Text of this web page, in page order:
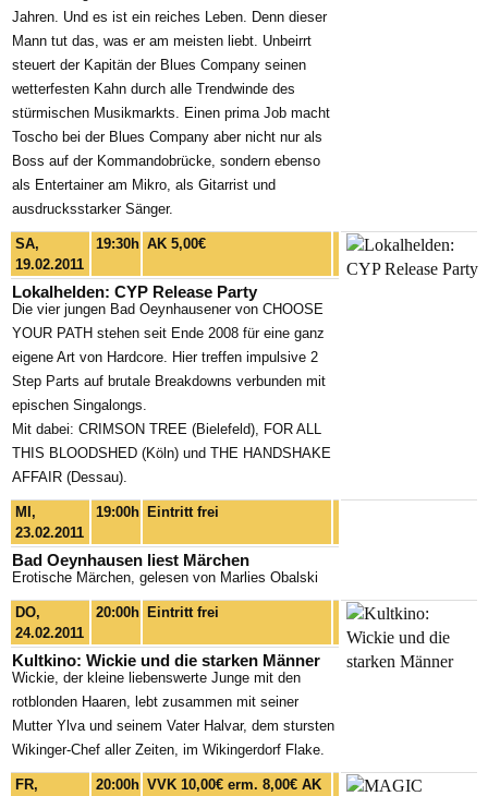
Jahren. Und es ist ein reiches Leben. Denn dieser
Mann tut das, was er am meisten liebt. Unbeirrt
steuert der Kapitän der Blues Company seinen
wetterfesten Kahn durch alle Trendwinde des
stürmischen Musikmarkts. Einen prima Job macht
Toscho bei der Blues Company aber nicht nur als
Boss auf der Kommandobrücke, sondern ebenso
als Entertainer am Mikro, als Gitarrist und
ausdrucksstarker Sänger.
SA,
19.02.2011
19:30h AK 5,00€
Lokalhelden: CYP Release Party
Die vier jungen Bad Oeynhausener von CHOOSE
YOUR PATH stehen seit Ende 2008 für eine ganz
eigene Art von Hardcore. Hier treffen impulsive 2
Step Parts auf brutale Breakdowns verbunden mit
epischen Singalongs.
Mit dabei: CRIMSON TREE (Bielefeld), FOR ALL
THIS BLOODSHED (Köln) und THE HANDSHAKE
AFFAIR (Dessau).
MI,
23.02.2011
19:00h Eintritt frei
Bad Oeynhausen liest Märchen
Erotische Märchen, gelesen von Marlies Obalski
DO,
24.02.2011
20:00h Eintritt frei
Kultkino: Wickie und die starken Männer
Wickie, der kleine liebenswerte Junge mit den
rotblonden Haaren, lebt zusammen mit seiner
Mutter Ylva und seinem Vater Halvar, dem stursten
Wikinger-Chef aller Zeiten, im Wikingerdorf Flake.
FR,
20:00h VVK 10,00€ erm. 8,00€ AK